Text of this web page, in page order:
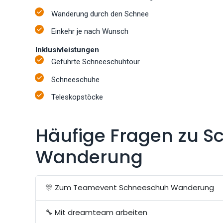
Wanderung durch den Schnee
Einkehr je nach Wunsch
Inklusivleistungen
Geführte Schneeschuhtour
Schneeschuhe
Teleskopstöcke
Häufige Fragen zu
Wanderung
🎊 Zum Teamevent Schneeschuh Wanderung
🔧 Mit dreamteam arbeiten